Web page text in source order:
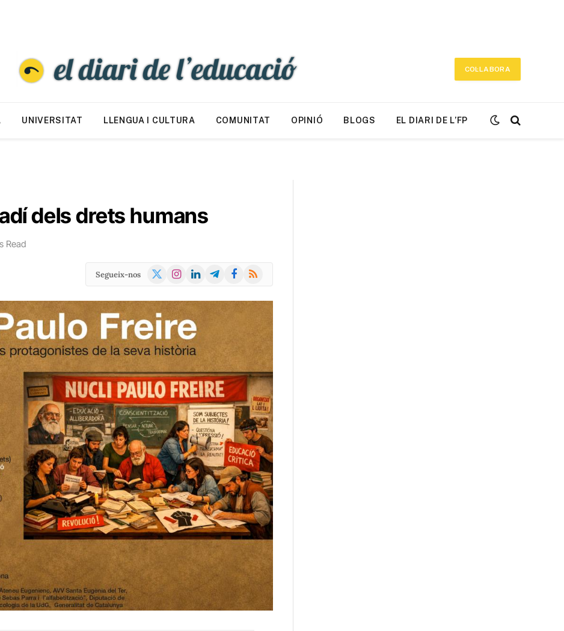
COL·LABORA
UNIVERSITAT LLENGUA I CULTURA COMUNITAT OPINIÓ BLOGS EL DIARI DE L’FP
dels drets humans
Read
Segueix-nos
X
Instagram
LinkedInTelegramFacebook
RSS